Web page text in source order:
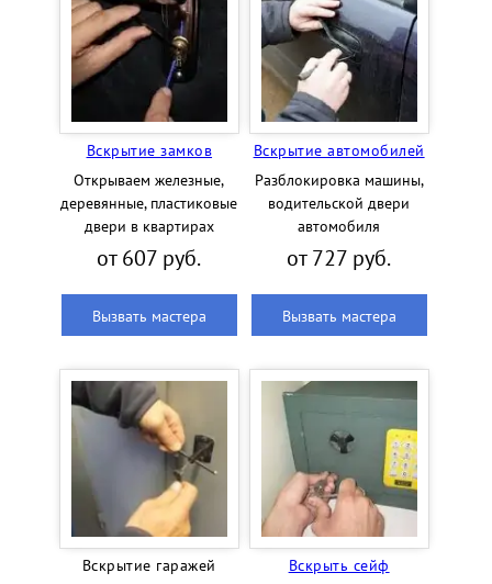
Вскрытие замков
Открываем железные,
деревянные, пластиковые
двери в квартирах
от 607 руб.
Вызвать мастера
Вскрытие автомобилей
Разблокировка машины,
водительской двери
автомобиля
от 727 руб.
Вызвать мастера
Вскрытие гаражей
Вскрыть сейф